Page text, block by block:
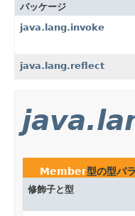
パッケージ
java.lang.invoke
java.lang.reflect
Member型の型パ
修飾子と型